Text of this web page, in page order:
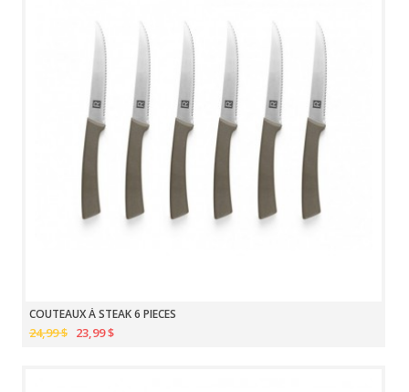
COUTEAUX À STEAK 6 PIECES
24,99 $ 23,99 $